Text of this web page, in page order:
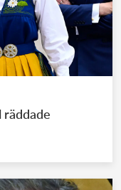
räddade